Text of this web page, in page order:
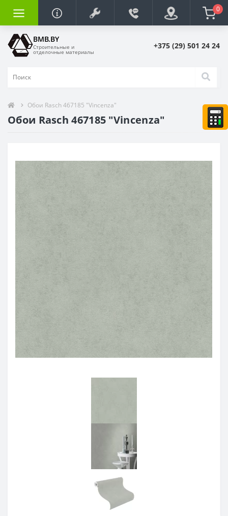
0
BMB.BY
Строительные и
отделочные материалы
+375 (29) 501 24 24
Обои Rasch 467185 "Vincenza"
Обои Rasch 467185 "Vincenza"